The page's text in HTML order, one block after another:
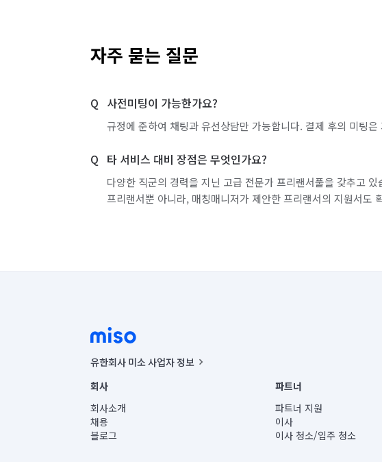
자주 묻는 질문
사전미팅이 가능한가요?
규정에 준하여 채팅과 유선상담만 가능합니다. 결제 후의 미팅은
타 서비스 대비 장점은 무엇인가요?
다양한 직군의 경력을 지닌 고급 전문가 프리랜서풀을 갖추고
프리랜서뿐 아니라, 매칭매니저가 제안한 프리랜서의 지원서도
유한회사 미소 사업자 정보
사업자등록번호 : 291-87-00271 | 인허가번호 : 2016-3220163-14-5-00019 |
통신판매신고번호 : 2024-서울종로-1400(공정거래위원회 정보) |
대표이사 : CHING VICTOR COLUMBIA RHEE
주소 | 본사: 서울특별시 종로구 율곡로 6(중학동, 트윈트리빌딩) B동 5층
컨택센터 : 서울특별시 종로구 수송동 율곡로 24, 7층, 8층 미소
회사
회사소개
채용
블로그
파트너
파트너 지원
이사
이사 청소/입주 청소